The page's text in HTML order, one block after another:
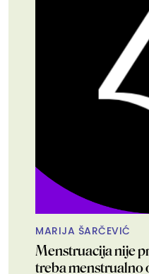
MARIJA ŠARČEVIĆ
Menstruacija nije
treba menstrualno